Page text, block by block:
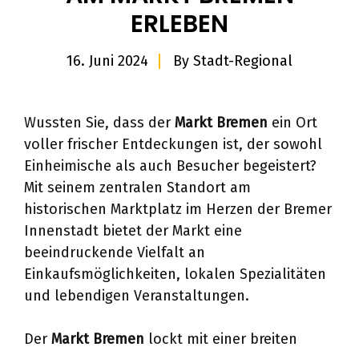
ERLEBEN
16. Juni 2024 By Stadt-Regional
Wussten Sie, dass der Markt Bremen ein Ort
voller frischer Entdeckungen ist, der sowohl
Einheimische als auch Besucher begeistert?
Mit seinem zentralen Standort am
historischen Marktplatz im Herzen der Bremer
Innenstadt bietet der Markt eine
beeindruckende Vielfalt an
Einkaufsmöglichkeiten, lokalen Spezialitäten
und lebendigen Veranstaltungen.
Der Markt Bremen lockt mit einer breiten